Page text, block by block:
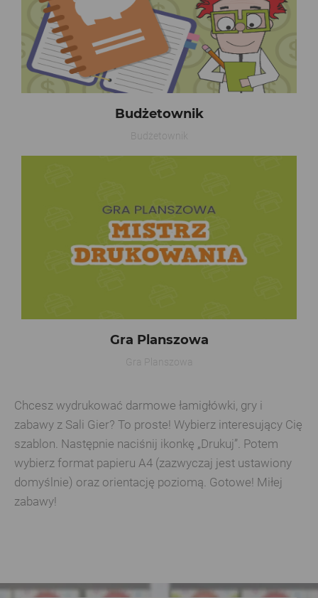
Budżetownik
Budżetownik
Gra Planszowa
Gra Planszowa
Chcesz wydrukować darmowe łamigłówki, gry i
zabawy z Sali Gier? To proste! Wybierz interesujący Cię
szablon. Następnie naciśnij ikonkę „Drukuj”. Potem
wybierz format papieru A4 (zazwyczaj jest ustawiony
domyślnie) oraz orientację poziomą. Gotowe! Miłej
zabawy!